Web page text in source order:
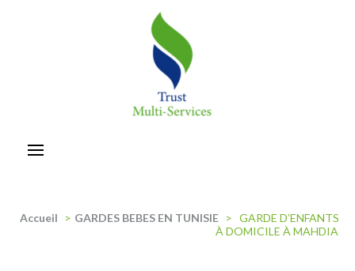
Accueil > GARDES BEBES EN TUNISIE > GARDE D’ENFANTS
À DOMICILE À MAHDIA